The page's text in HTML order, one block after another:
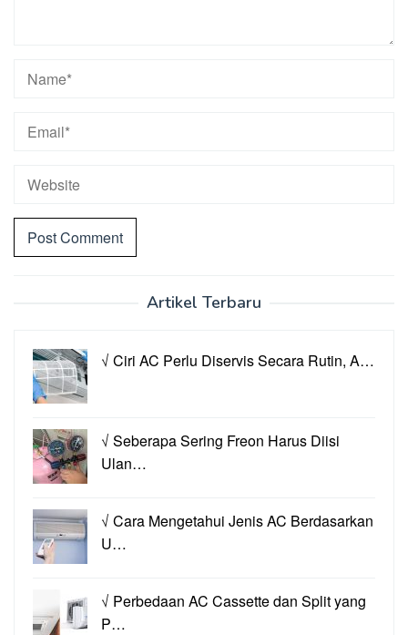
Artikel Terbaru
√ Ciri AC Perlu Diservis Secara Rutin, A…
√ Seberapa Sering Freon Harus Diisi
Ulan…
√ Cara Mengetahui Jenis AC Berdasarkan
U…
√ Perbedaan AC Cassette dan Split yang
P…